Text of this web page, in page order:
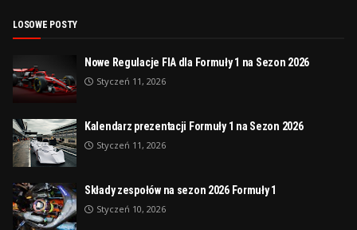
LOSOWE POSTY
Nowe Regulacje FIA dla Formuły 1 na Sezon 2026
Styczeń 11, 2026
Kalendarz prezentacji Formuły 1 na Sezon 2026
Styczeń 11, 2026
Składy zespołów na sezon 2026 Formuły 1
Styczeń 10, 2026